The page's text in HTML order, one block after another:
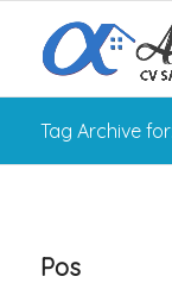
Tag Archive
Pos